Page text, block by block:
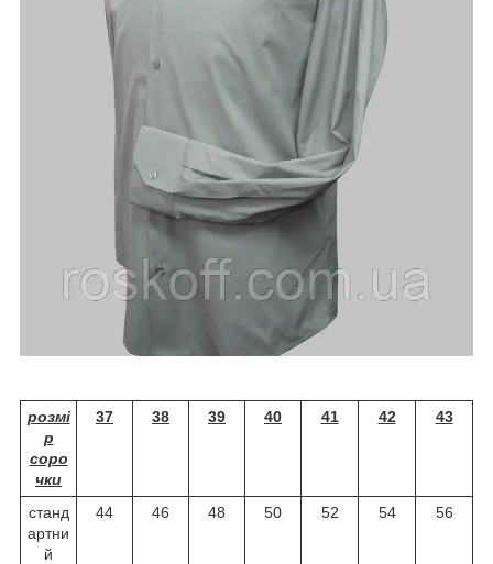
розмі
р
соро
чки
37 38 39 40 41 42 43
станд
артни
й
44 46 48 50 52 54 56